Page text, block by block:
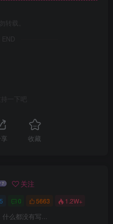
转载。
END
持一下吧
收藏
关注
0 5663 1.2W+
么都没有写...